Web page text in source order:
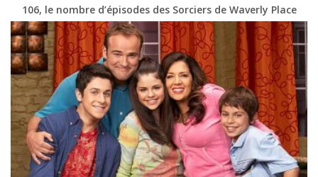
106, le nombre d’épisodes des Sorciers de Waverly Place